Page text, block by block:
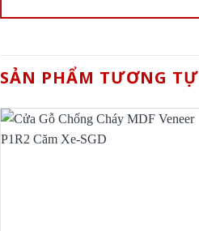
SẢN PHẨM TƯƠNG TỰ